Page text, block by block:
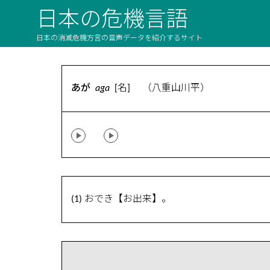
日本の危機言語
日本の消滅危機方言の音声データを紹介するサイト
あが aga [名] （八重山川平）
(1) おでき【お出来】。